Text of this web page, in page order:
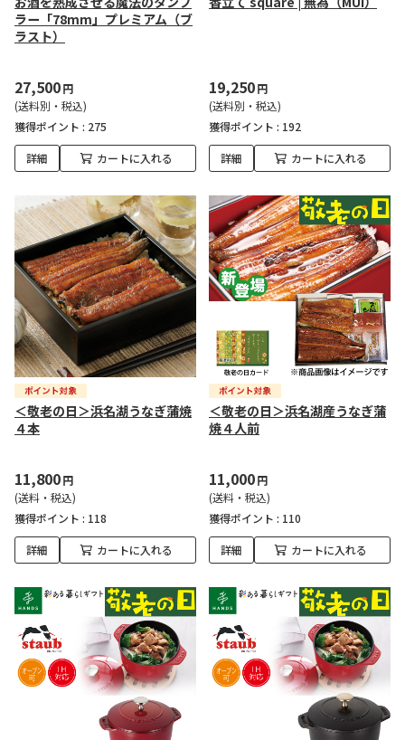
ラー「78mm」プレミアム（ブ
ラスト）
27,500円
(送料別・税込)
獲得ポイント : 275
詳細 カートに入れる
19,250円
(送料別・税込)
獲得ポイント : 192
詳細 カートに入れる
＜敬老の日＞浜名湖うなぎ蒲焼
４本
11,800円
(送料・税込)
獲得ポイント : 118
詳細 カートに入れる
＜敬老の日＞浜名湖産うなぎ蒲
焼４人前
11,000円
(送料・税込)
獲得ポイント : 110
詳細 カートに入れる